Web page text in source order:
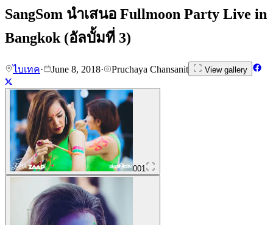
SangSom นำเสนอ Fullmoon Party Live in
Bangkok (อัลบั้มที่ 3)
ไบเทค· June 8, 2018· Pruchaya Chansanit View gallery
001